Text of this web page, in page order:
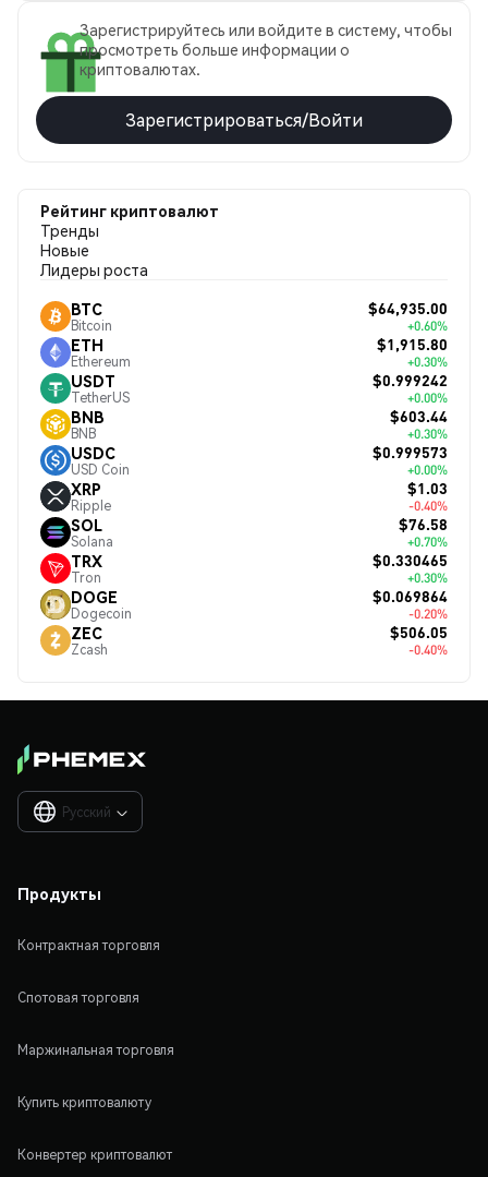
Зарегистрируйтесь или войдите в систему, чтобы
просмотреть больше информации о
криптовалютах.
Зарегистрироваться/Войти
Рейтинг криптовалют
Тренды
Новые
Лидеры роста
BTC
Bitcoin
$64,935.00
+0.60%
ETH
Ethereum
$1,915.80
+0.30%
USDT
TetherUS
$0.999242
+0.00%
BNB
BNB
$603.44
+0.30%
USDC
USD Coin
$0.999573
+0.00%
XRP
Ripple
$1.03
-0.40%
SOL
Solana
$76.58
+0.70%
TRX
Tron
$0.330465
+0.30%
DOGE
Dogecoin
$0.069864
-0.20%
ZEC
Zcash
$506.05
-0.40%
Русский 
Продукты
Контрактная торговля
Спотовая торговля
Маржинальная торговля
Купить криптовалюту
Конвертер криптовалют